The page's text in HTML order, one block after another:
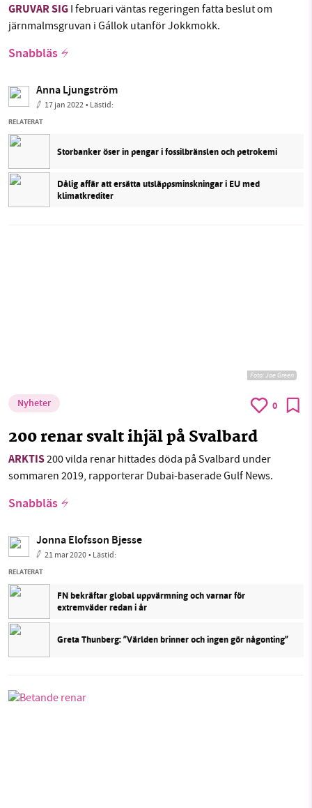
GRUVAR SIG I februari väntas regeringen fatta beslut om
järnmalmsgruvan i Gállok utanför Jokkmokk.
Snabbläs
Anna Ljungström
17 jan 2022• Lästid:
RELATERAT
Storbanker öser in pengar i fossilbränslen och petrokemi
Dålig affär att ersätta utsläppsminskningar i EU med
klimatkrediter
Foto: Joe Green
Nyheter 0
200 renar svalt ihjäl på Svalbard
ARKTIS200 vilda renar hittades döda på Svalbard under
sommaren 2019, rapporterar Dubai-baserade Gulf News.
Snabbläs
Jonna Elofsson Bjesse
21 mar 2020• Lästid:
RELATERAT
FN bekräftar global uppvärmning och varnar för
extremväder redan i år
Greta Thunberg: ”Världen brinner och ingen gör någonting”